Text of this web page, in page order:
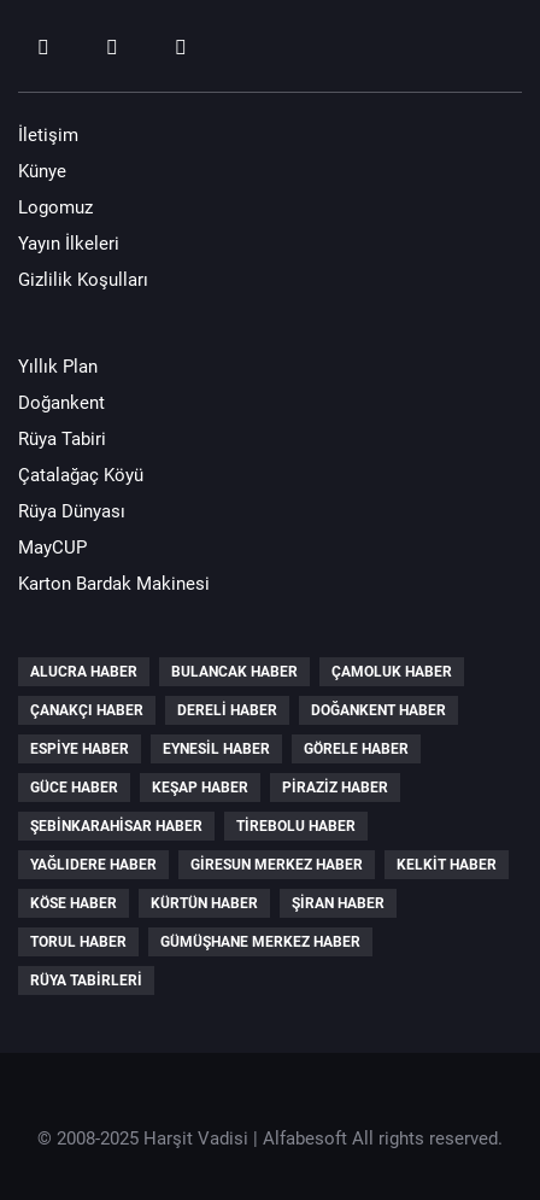
İletişim
Künye
Logomuz
Yayın İlkeleri
Gizlilik Koşulları
Yıllık Plan
Doğankent
Rüya Tabiri
Çatalağaç Köyü
Rüya Dünyası
MayCUP
Karton Bardak Makinesi
ALUCRA HABER BULANCAK HABER ÇAMOLUK HABER
ÇANAKÇI HABER DERELI HABER DOĞANKENT HABER
ESPIYE HABER EYNESIL HABER GÖRELE HABER
GÜCE HABER KEŞAP HABER PIRAZIZ HABER
ŞEBINKARAHISAR HABER TIREBOLU HABER
YAĞLIDERE HABER GIRESUN MERKEZ HABER KELKIT HABER
KÖSE HABER KÜRTÜN HABER ŞIRAN HABER
TORUL HABER GÜMÜŞHANE MERKEZ HABER
RÜYA TABIRLERI
© 2008-2025 Harşit Vadisi | Alfabesoft All rights reserved.